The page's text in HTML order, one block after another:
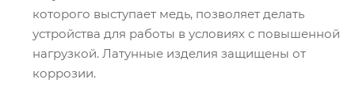
которого выступает медь, позволяет делать
устройства для работы в условиях с повышенной
нагрузкой. Латунные изделия защищены от
коррозии.